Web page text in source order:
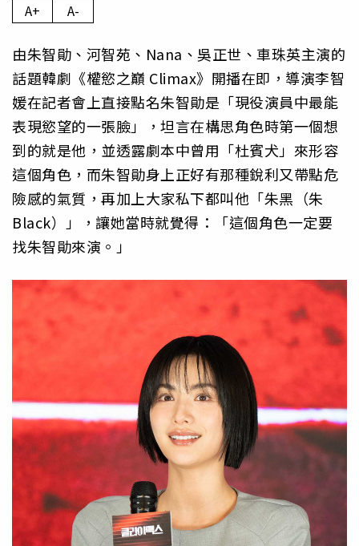
A+ A-
由朱智勛、河智苑、Nana、吳正世、車珠英主演的
話題韓劇《權慾之巔 Climax》開播在即，導演李智
媛在記者會上直接點名朱智勛是「現役演員中最能
表現慾望的一張臉」，坦言在構思角色時第一個想
到的就是他，並透露劇本中曾用「杜賓犬」來形容
這個角色，而朱智勛身上正好有那種銳利又帶點危
險感的氣質，再加上大家私下都叫他「朱黑（朱
Black）」，讓她當時就覺得：「這個角色一定要
找朱智勛來演。」